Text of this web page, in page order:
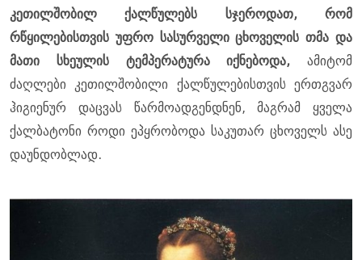
კეთილშობილ ქალწულებს სჯეროდათ, რომ
რწყილებისთვის უფრო სასურველი ცხოველის თმა და
მათი სხეულის ტემპერატურა იქნებოდა, ამიტომ
ძაღლები კეთილშობილი ქალწულებისთვის ერთგვარ
ჰიგიენურ დაცვას წარმოადგენდნენ, მაგრამ ყველა
ქალბატონი როდი ეპყრობოდა საკუთარ ცხოველს ასე
დაუნდობლად.